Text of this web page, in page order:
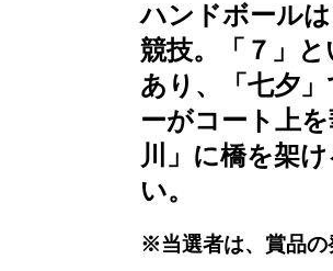
ハンドボール
競技。「７」
あり、「七夕
ーがコート上
川」に橋を架
い。
※当選者は、賞品の